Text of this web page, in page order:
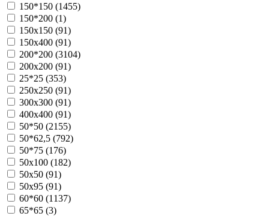
150*150 (1455)
150*200 (1)
150х150 (91)
150х400 (91)
200*200 (3104)
200х200 (91)
25*25 (353)
250х250 (91)
300х300 (91)
400х400 (91)
50*50 (2155)
50*62,5 (792)
50*75 (176)
50х100 (182)
50х50 (91)
50х95 (91)
60*60 (1137)
65*65 (3)